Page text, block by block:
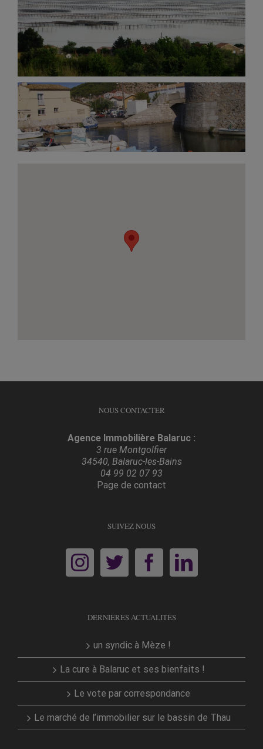
NOUS CONTACTER
Agence Immobilière Balaruc :
3 rue Montgolfier
34540, Balaruc-les-Bains
04 99 02 07 93
Page de contact
SUIVEZ NOUS
DERNIÈRES ACTUALITÉS
un syndic à Mèze !
La cure à Balaruc et ses bienfaits !
Le vote par correspondance
Le marché de l’immobilier sur le bassin de Thau